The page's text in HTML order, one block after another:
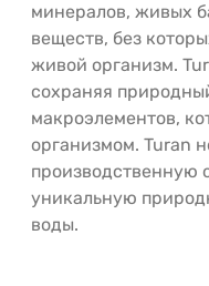
минералов, живых
веществ, без
живой организм.
сохраняя
макроэлементов,
организмом. Turan
производственную
уникальную
воды.